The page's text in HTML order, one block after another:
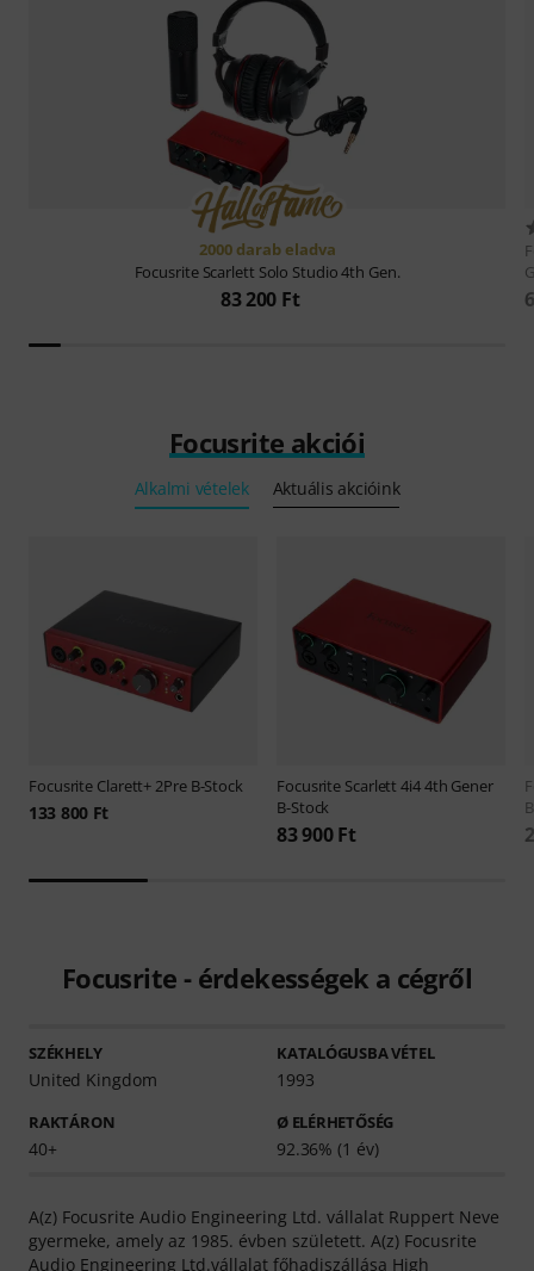
2000 darab eladva
Focusrite Scarlett Solo Studio 4th Gen.
83 200 Ft
Focusrite akciói
Alkalmi vételek Aktuális akcióink
Focusrite Clarett+ 2Pre B-Stock
133 800 Ft
Focusrite Scarlett 4i4 4th Gener
B-Stock
83 900 Ft
Focusrite - érdekességek a cégről
SZÉKHELY
United Kingdom
KATALÓGUSBA VÉTEL
1993
RAKTÁRON
40+
Ø ELÉRHETŐSÉG
92.36% (1 év)
A(z) Focusrite Audio Engineering Ltd. vállalat Ruppert Neve
gyermeke, amely az 1985. évben született. A(z) Focusrite
Audio Engineering Ltd.vállalat főhadiszállása High